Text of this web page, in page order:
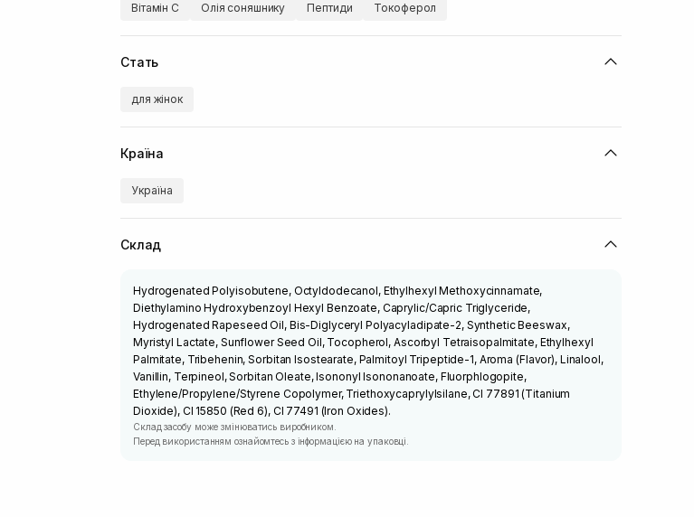
Вітамін C Олія соняшнику Пептиди Токоферол
Стать
для жінок
Країна
Україна
Склад
Hydrogenated Polyisobutene, Octyldodecanol, Ethylhexyl Methoxycinnamate,
Diethylamino Hydroxybenzoyl Hexyl Benzoate, Caprylic/Capric Triglyceride,
Hydrogenated Rapeseed Oil, Bis-Diglyceryl Polyacyladipate-2, Synthetic Beeswax,
Myristyl Lactate, Sunflower Seed Oil, Tocopherol, Ascorbyl Tetraisopalmitate, Ethylhexyl
Palmitate, Tribehenin, Sorbitan Isostearate, Palmitoyl Tripeptide-1, Aroma (Flavor), Linalool,
Vanillin, Terpineol, Sorbitan Oleate, Isononyl Isononanoate, Fluorphlogopite,
Ethylene/Propylene/Styrene Copolymer, Triethoxycaprylylsilane, CI 77891 (Titanium
Dioxide), CI 15850 (Red 6), CI 77491 (Iron Oxides).
Склад засобу може змінюватись виробником.
Перед використанням ознайомтесь з інформацією на упаковці.